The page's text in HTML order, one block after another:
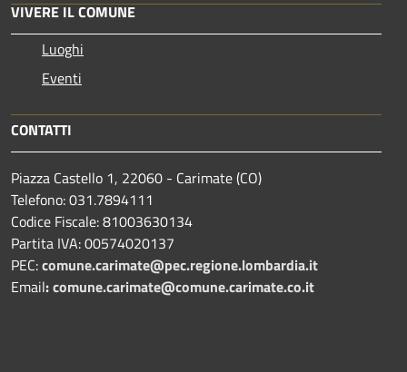
VIVERE IL COMUNE
Luoghi
Eventi
CONTATTI
Piazza Castello 1, 22060 - Carimate (CO)
Telefono: 031.7894111
Codice Fiscale: 81003630134
Partita IVA: 00574020137
PEC:comune.carimate@pec.regione.lombardia.it
Email:comune.carimate@comune.carimate.co.it